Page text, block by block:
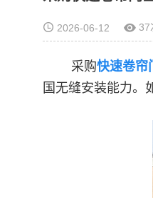
2026-06-12 37
采购快速卷帘门
国无缝安装能力。